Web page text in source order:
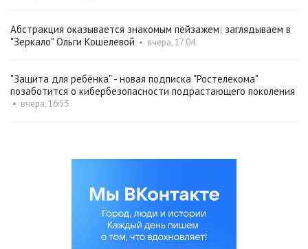
Абстракция оказывается знакомым пейзажем: заглядываем в
"Зеркало" Ольги Кошелевой • вчера, 17:04
"Защита для ребёнка" - новая подписка "Ростелекома"
позаботится о кибербезопасности подрастающего поколения
• вчера, 16:53